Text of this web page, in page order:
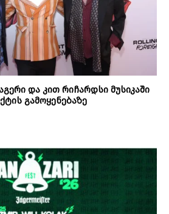
და კით რიჩარდსი მუსიკაში
გამოყენებაზე